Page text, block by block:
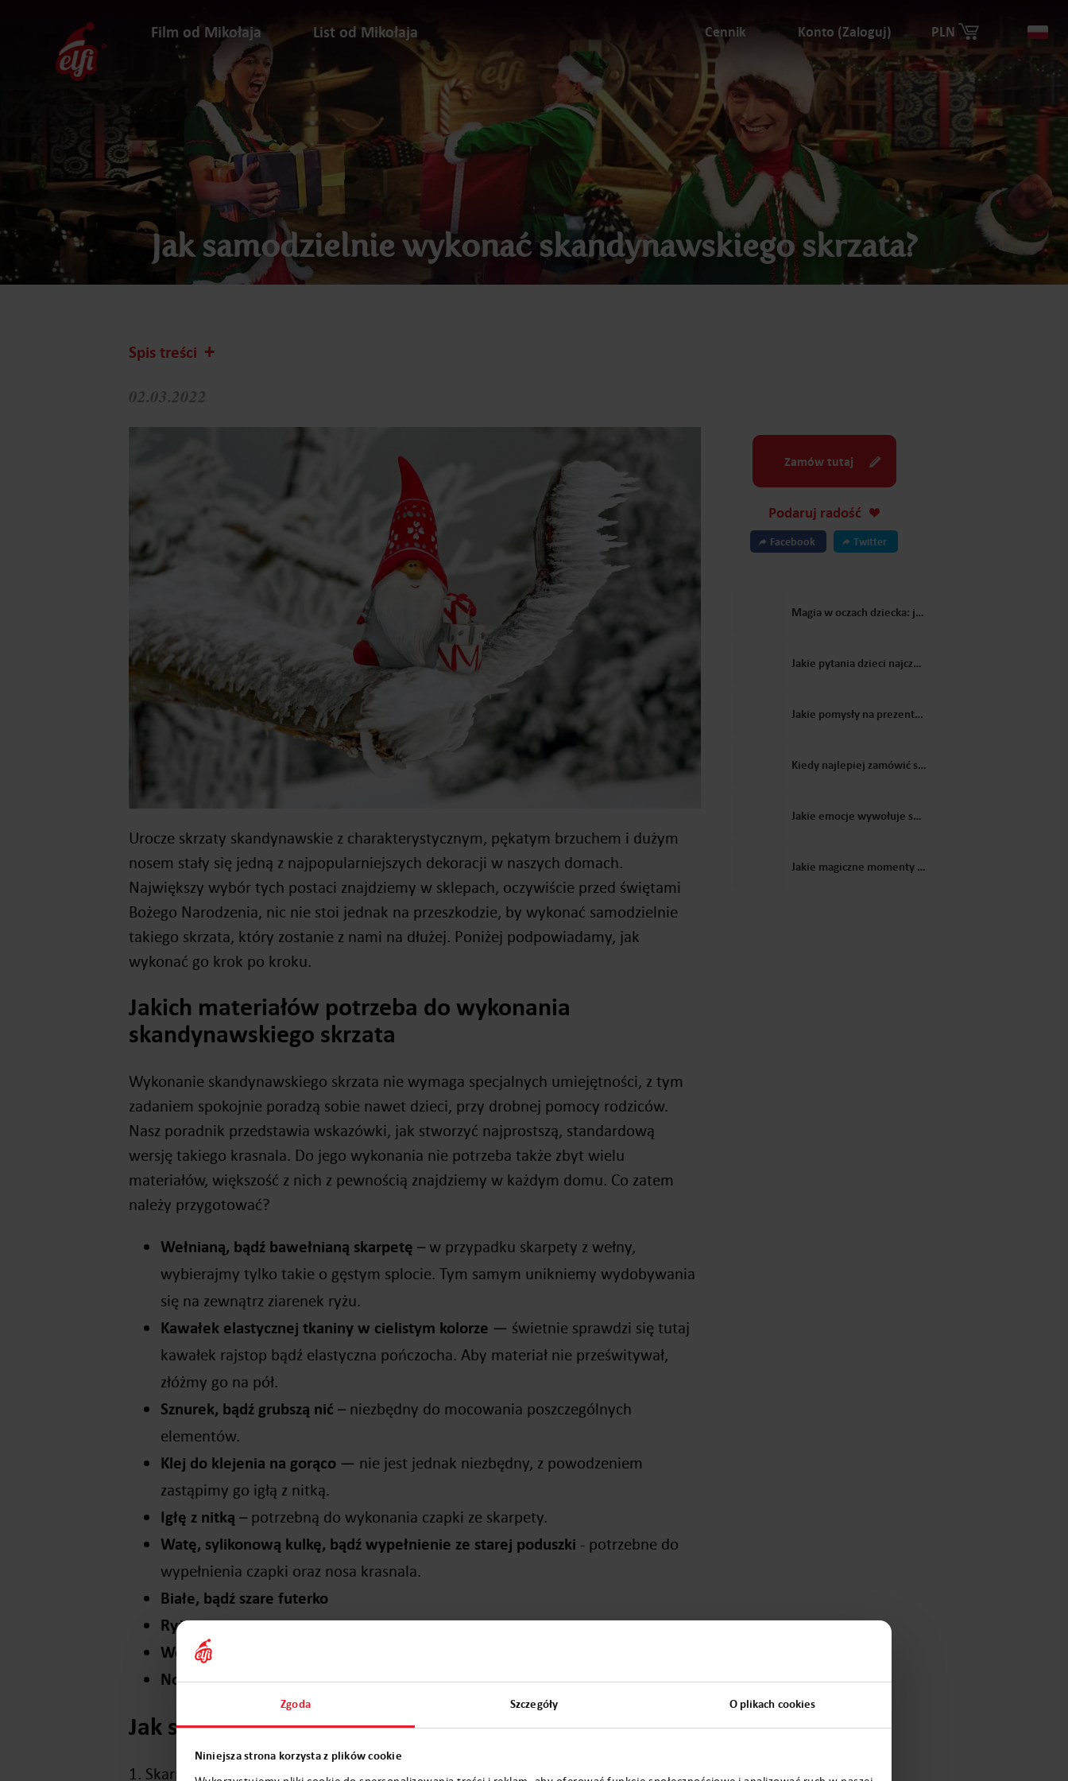
Zgoda Szczegóły O plikach cookies
Niniejsza strona korzysta z plików cookie
Film od Mikołaja List od Mikołaja Cennik Konto (Zaloguj) PLN
Jak samodzielnie wykonać skandynawskiego skrzata?
Spis treści
02.03.2022
Urocze skrzaty skandynawskie z charakterystycznym, pękatym brzuchem i dużym
nosem stały się jedną z najpopularniejszych dekoracji w naszych domach.
Największy wybór tych postaci znajdziemy w sklepach, oczywiście przed świętami
Bożego Narodzenia, nic nie stoi jednak na przeszkodzie, by wykonać samodzielnie
takiego skrzata, który zostanie z nami na dłużej. Poniżej podpowiadamy, jak
wykonać go krok po kroku.
Jakich materiałów potrzeba do wykonania
skandynawskiego skrzata
Wykonanie skandynawskiego skrzata nie wymaga specjalnych umiejętności, z tym
zadaniem spokojnie poradzą sobie nawet dzieci, przy drobnej pomocy rodziców.
Nasz poradnik przedstawia wskazówki, jak stworzyć najprostszą, standardową
wersję takiego krasnala. Do jego wykonania nie potrzeba także zbyt wielu
materiałów, większość z nich z pewnością znajdziemy w każdym domu. Co zatem
należy przygotować?
Wełnianą, bądź bawełnianą skarpetę – w przypadku skarpety z wełny,
wybierajmy tylko takie o gęstym splocie. Tym samym unikniemy wydobywania
się na zewnątrz ziarenek ryżu.
Kawałek elastycznej tkaniny w cielistym kolorze — świetnie sprawdzi się tutaj
kawałek rajstop bądź elastyczna pończocha. Aby materiał nie prześwitywał,
złóżmy go na pół.
Sznurek, bądź grubszą nić – niezbędny do mocowania poszczególnych
elementów.
Klej do klejenia na gorąco — nie jest jednak niezbędny, z powodzeniem
zastąpimy go igłą z nitką.
Igłę z nitką – potrzebną do wykonania czapki ze skarpety.
Watę, sylikonową kulkę, bądź wypełnienie ze starej poduszki - potrzebne do
wypełnienia czapki oraz nosa krasnala.
Białe, bądź szare futerko
Ryż
Woreczek plastikowy
Nożyczki
Jak samodzielnie wykonać skandynawskiego skrzata
1. Skarpetę rozcinamy na pół nieco powyżej pięty. Do dolnej części wkładamy nasze
Zamów tutaj
Podaruj radość
Facebook Twitter
Magia w oczach dziecka: jak Mikołaj zmienia świąteczne wspomnienia?
Jakie pytania dzieci najczęściej zadają Świętemu Mikołajowi?
Jakie pomysły na prezenty dla dzieci zaproponowałby Święty Mikołaj?
Kiedy najlepiej zamówić spersonalizowany list od Świętego Mikołaja? Poradnik prosto z biura elfów
Jakie emocje wywołuje spersonalizowane wideo od Mikołaja u dzieci?
Jakie magiczne momenty można stworzyć przy pomocy listu od Świętego Mikołaja?